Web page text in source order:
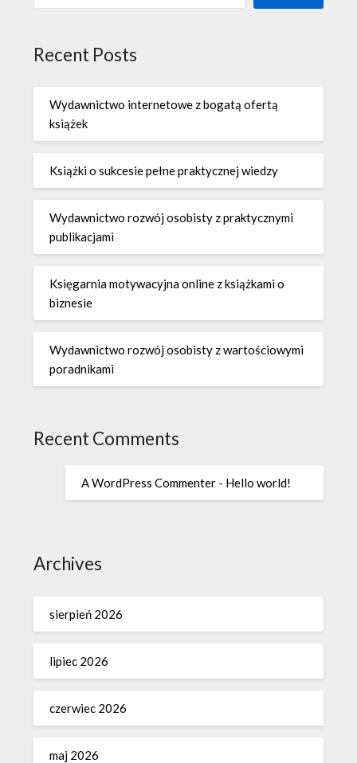
Recent Posts
Wydawnictwo internetowe z bogatą ofertą
książek
Książki o sukcesie pełne praktycznej wiedzy
Wydawnictwo rozwój osobisty z praktycznymi
publikacjami
Księgarnia motywacyjna online z książkami o
biznesie
Wydawnictwo rozwój osobisty z wartościowymi
poradnikami
Recent Comments
A WordPress Commenter - Hello world!
Archives
sierpień 2026
lipiec 2026
czerwiec 2026
maj 2026